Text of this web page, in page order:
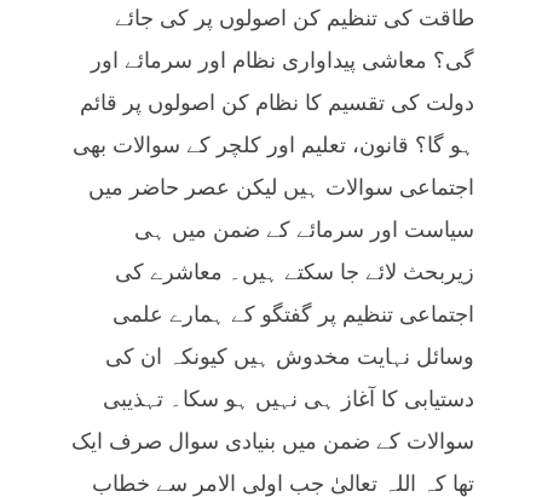
طاقت کی تنظیم کن اصولوں پر کی جائے
گی؟ معاشی پیداواری نظام اور سرمائے اور
دولت کی تقسیم کا نظام کن اصولوں پر قائم
ہو گا؟ قانون، تعلیم اور کلچر کے سوالات بھی
اجتماعی سوالات ہیں لیکن عصر حاضر میں
سیاست اور سرمائے کے ضمن میں ہی
زیربحث لائے جا سکتے ہیں۔ معاشرے کی
اجتماعی تنظیم پر گفتگو کے ہمارے علمی
وسائل نہایت مخدوش ہیں کیونکہ ان کی
دستیابی کا آغاز ہی نہیں ہو سکا۔ تہذیبی
سوالات کے ضمن میں بنیادی سوال صرف ایک
تھا کہ اللہ تعالیٰ جب اولی الامر سے خطاب